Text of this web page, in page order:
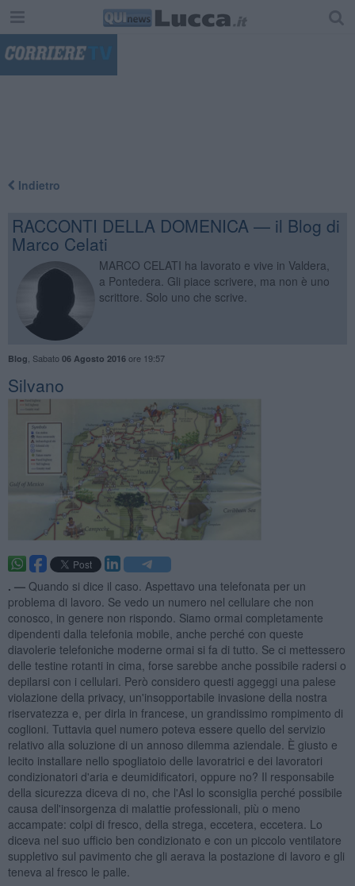
Indietro
RACCONTI DELLA DOMENICA — il Blog di
Marco Celati
MARCO CELATI ha lavorato e vive in Valdera,
a Pontedera. Gli piace scrivere, ma non è uno
scrittore. Solo uno che scrive.
Blog Sabato 06 Agosto 2016ore 19:57
Silvano
. — Quando si dice il caso. Aspettavo una telefonata per un
problema di lavoro. Se vedo un numero nel cellulare che non
conosco, in genere non rispondo. Siamo ormai completamente
dipendenti dalla telefonia mobile, anche perché con queste
diavolerie telefoniche moderne ormai si fa di tutto. Se ci mettessero
delle testine rotanti in cima, forse sarebbe anche possibile radersi o
depilarsi con i cellulari. Però considero questi aggeggi una palese
violazione della privacy, un'insopportabile invasione della nostra
riservatezza e, per dirla in francese, un grandissimo rompimento di
coglioni. Tuttavia quel numero poteva essere quello del servizio
relativo alla soluzione di un annoso dilemma aziendale. È giusto e
lecito installare nello spogliatoio delle lavoratrici e dei lavoratori
condizionatori d'aria e deumidificatori, oppure no? Il responsabile
della sicurezza diceva di no, che l'Asl lo sconsiglia perché possibile
causa dell'insorgenza di malattie professionali, più o meno
accampate: colpi di fresco, della strega, eccetera, eccetera. Lo
diceva nel suo ufficio ben condizionato e con un piccolo ventilatore
suppletivo sul pavimento che gli aerava la postazione di lavoro e gli
teneva al fresco le palle.